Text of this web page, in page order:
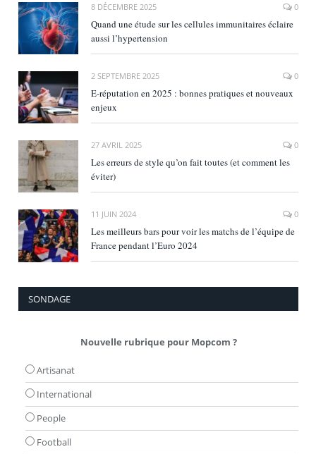
8 DÉCEMBRE 2025 0
Quand une étude sur les cellules immunitaires éclaire
aussi l’hypertension
2 SEPTEMBRE 2025 0
E‑réputation en 2025 : bonnes pratiques et nouveaux
enjeux
27 AVRIL 2025 0
Les erreurs de style qu’on fait toutes (et comment les
éviter)
11 JUIN 2024 0
Les meilleurs bars pour voir les matchs de l’équipe de
France pendant l’Euro 2024
SONDAGE
Nouvelle rubrique pour Mopcom ?
Artisanat
International
People
Football